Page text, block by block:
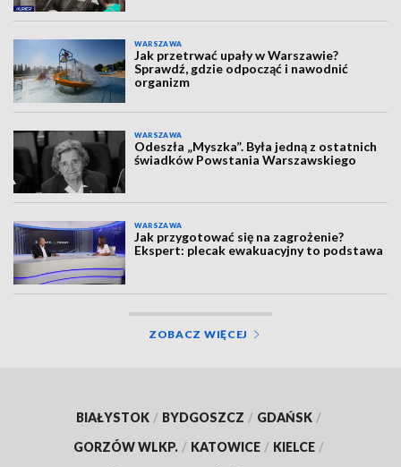
WARSZAWA
Jak przetrwać upały w Warszawie?
Sprawdź, gdzie odpocząć i nawodnić
organizm
WARSZAWA
Odeszła „Myszka”. Była jedną z ostatnich
świadków Powstania Warszawskiego
WARSZAWA
Jak przygotować się na zagrożenie?
Ekspert: plecak ewakuacyjny to podstawa
ZOBACZ WIĘCEJ
BIAŁYSTOK / BYDGOSZCZ / GDAŃSK /
GORZÓW WLKP. / KATOWICE / KIELCE /